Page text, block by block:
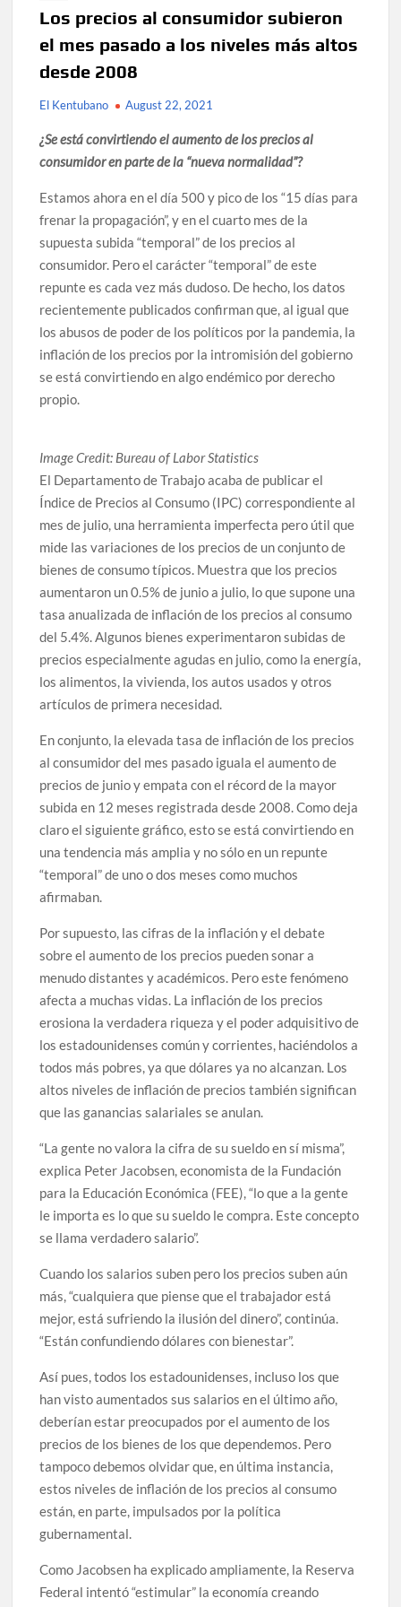
Los precios al consumidor subieron
el mes pasado a los niveles más altos
desde 2008
El Kentubano August 22, 2021
¿Se está convirtiendo el aumento de los precios al
consumidor en parte de la “nueva normalidad”?
Estamos ahora en el día 500 y pico de los “15 días para
frenar la propagación”, y en el cuarto mes de la
supuesta subida “temporal” de los precios al
consumidor. Pero el carácter “temporal” de este
repunte es cada vez más dudoso. De hecho, los datos
recientemente publicados confirman que, al igual que
los abusos de poder de los políticos por la pandemia, la
inflación de los precios por la intromisión del gobierno
se está convirtiendo en algo endémico por derecho
propio.
Image Credit: Bureau of Labor Statistics
El Departamento de Trabajo acaba de publicar el
Índice de Precios al Consumo (IPC) correspondiente al
mes de julio, una herramienta imperfecta pero útil que
mide las variaciones de los precios de un conjunto de
bienes de consumo típicos. Muestra que los precios
aumentaron un 0.5% de junio a julio, lo que supone una
tasa anualizada de inflación de los precios al consumo
del 5.4%. Algunos bienes experimentaron subidas de
precios especialmente agudas en julio, como la energía,
los alimentos, la vivienda, los autos usados y otros
artículos de primera necesidad.
En conjunto, la elevada tasa de inflación de los precios
al consumidor del mes pasado iguala el aumento de
precios de junio y empata con el récord de la mayor
subida en 12 meses registrada desde 2008. Como deja
claro el siguiente gráfico, esto se está convirtiendo en
una tendencia más amplia y no sólo en un repunte
“temporal” de uno o dos meses como muchos
afirmaban.
Por supuesto, las cifras de la inflación y el debate
sobre el aumento de los precios pueden sonar a
menudo distantes y académicos. Pero este fenómeno
afecta a muchas vidas. La inflación de los precios
erosiona la verdadera riqueza y el poder adquisitivo de
los estadounidenses común y corrientes, haciéndolos a
todos más pobres, ya que dólares ya no alcanzan. Los
altos niveles de inflación de precios también significan
que las ganancias salariales se anulan.
“La gente no valora la cifra de su sueldo en sí misma”,
explica Peter Jacobsen, economista de la Fundación
para la Educación Económica (FEE), “lo que a la gente
le importa es lo que su sueldo le compra. Este concepto
se llama verdadero salario”.
Cuando los salarios suben pero los precios suben aún
más, “cualquiera que piense que el trabajador está
mejor, está sufriendo la ilusión del dinero”, continúa.
“Están confundiendo dólares con bienestar”.
Así pues, todos los estadounidenses, incluso los que
han visto aumentados sus salarios en el último año,
deberían estar preocupados por el aumento de los
precios de los bienes de los que dependemos. Pero
tampoco debemos olvidar que, en última instancia,
estos niveles de inflación de los precios al consumo
están, en parte, impulsados por la política
gubernamental.
Como Jacobsen ha explicado ampliamente, la Reserva
Federal intentó “estimular” la economía creando